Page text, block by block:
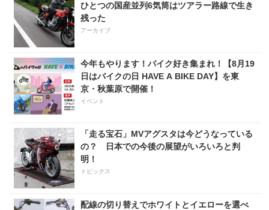
ひとつの国産並列6気筒はツアラー路線で生き
残った
アーカイブ
今年もやります！バイク好き集まれ！【8月19
日はバイクの日 HAVE A BIKE DAY】を東
京・秋葉原で開催！
イベント
「走る宝石」MVアグスタは今どうなっている
の？ 日本での今後の展望がいろいろと判
明！
トピックス
配線の切り替えでホワイトとイエローを選べ